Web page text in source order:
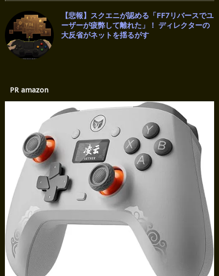
【悲報】スクエニが認める「FF7リバースでユ
ーザーが疲弊して離れた」！ ディレクターの
大反省がネットを揺るがす
PR amazon